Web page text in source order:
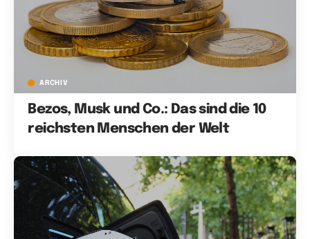
ARCHIV
Bezos, Musk und Co.: Das sind die 10
reichsten Menschen der Welt